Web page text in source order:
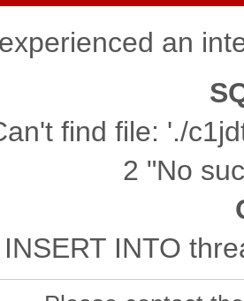
an
find file: './
2 "No
INSERT INTO